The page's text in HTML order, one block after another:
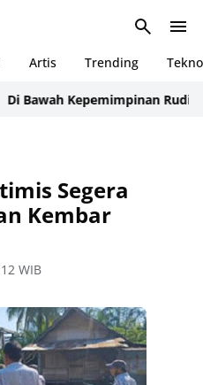
Artis Trending Tekno
Bawah Kepemimpinan Rudi
Segera
Kembar
WIB